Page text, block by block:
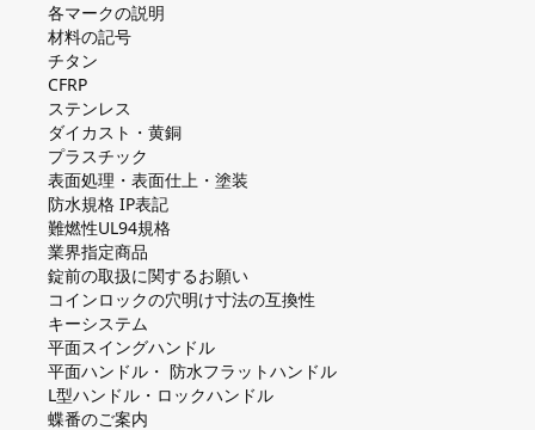
各マークの説明
材料の記号
チタン
CFRP
ステンレス
ダイカスト・⻩銅
プラスチック
表面処理・表面仕上・塗装
防⽔規格 IP表記
難燃性UL94規格
業界指定商品
錠前の取扱に関するお願い
コインロックの⽳明け⼨法の互換性
キーシステム
平⾯スイングハンドル
平⾯ハンドル・ 防⽔フラットハンドル
L型ハンドル・ロックハンドル
蝶番のご案内